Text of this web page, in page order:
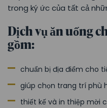
trong ký ức của tất cả
Dịch vụ ăn uống
gồm:
chuẩn bị địa điểm cho
giúp chọn trang trí phù
thiết kế và in thiệp mời